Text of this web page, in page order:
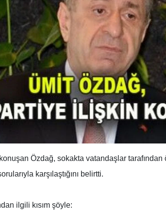
Özdağ, sokakta vatandaşlar
karşılaştığını belirtti.
ilgili kısım şöyle: